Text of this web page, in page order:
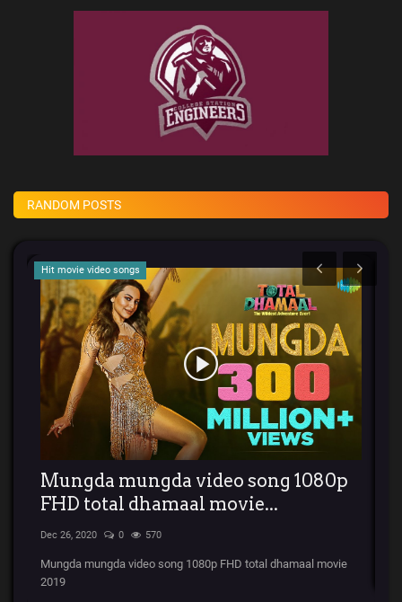
RANDOM POSTS
Hit movie video songs
Mungda mungda video song 1080p
FHD total dhamaal movie...
Dec 26, 2020 0 570
Mungda mungda video song 1080p FHD total dhamaal movie
2019